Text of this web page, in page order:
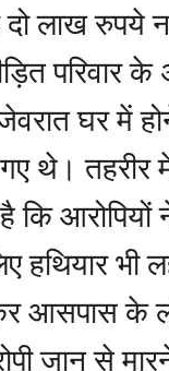
लाख रुपये
परिवार
घर में
थे। तहरीर
कि
हथियार भी
आसपास के
जान से